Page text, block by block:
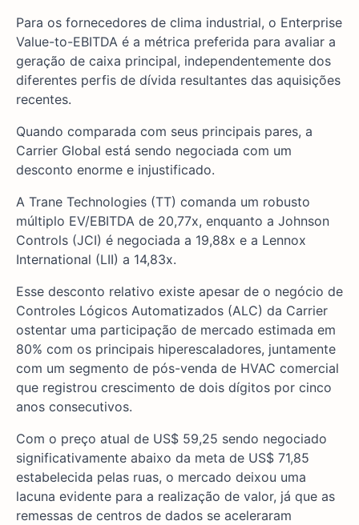
Para os fornecedores de clima industrial, o Enterprise
Value-to-EBITDA é a métrica preferida para avaliar a
geração de caixa principal, independentemente dos
diferentes perfis de dívida resultantes das aquisições
recentes.
Quando comparada com seus principais pares, a
Carrier Global está sendo negociada com um
desconto enorme e injustificado.
A Trane Technologies (TT) comanda um robusto
múltiplo EV/EBITDA de 20,77x, enquanto a Johnson
Controls (JCI) é negociada a 19,88x e a Lennox
International (LII) a 14,83x.
Esse desconto relativo existe apesar de o negócio de
Controles Lógicos Automatizados (ALC) da Carrier
ostentar uma participação de mercado estimada em
80% com os principais hiperescaladores, juntamente
com um segmento de pós-venda de HVAC comercial
que registrou crescimento de dois dígitos por cinco
anos consecutivos.
Com o preço atual de US$ 59,25 sendo negociado
significativamente abaixo da meta de US$ 71,85
estabelecida pelas ruas, o mercado deixou uma
lacuna evidente para a realização de valor, já que as
remessas de centros de dados se aceleraram